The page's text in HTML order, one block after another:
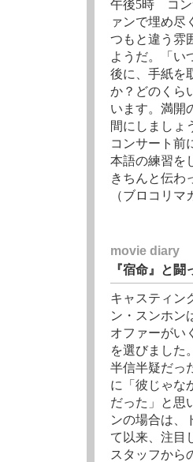
午後5時 コン
ァンで埋め尽
つもと違う雰
ようだ。「い
後に、手紙を
か？どのくら
います。満開
間にしましょ
コンサート前
本語の練習を
きちんと伝わ
（ブロコリマ
movie diary
『宿命』と
キャスティン
ン・スンホン
オファーがい
を選びました
半信半疑だっ
に「彼じゃな
だった」と思
ンの場合は、
て以来、注目
スタッフから